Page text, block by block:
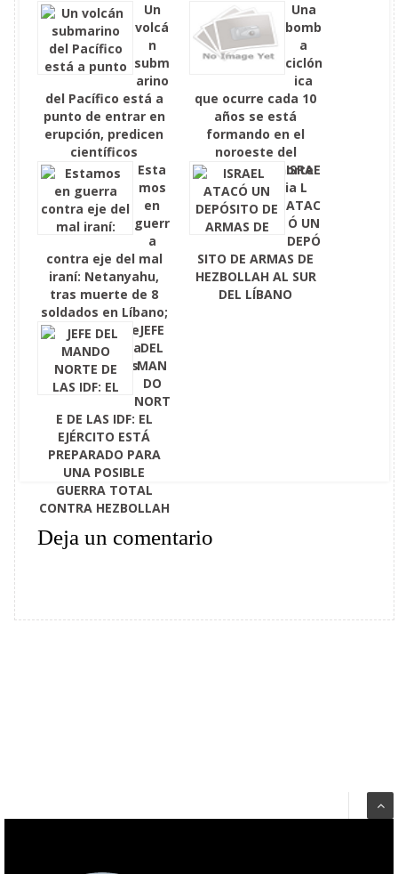
Un
volcá
n
subm
arino
del Pacífico está a
punto de entrar en
erupción, predicen
científicos
Una
bomb
a
ciclón
ica
que ocurre cada 10
años se está
formando en el
noroeste del
Pacífico y el norte
de California
Esta
mos
en
guerr
a
contra eje del mal
iraní: Netanyahu,
tras muerte de 8
soldados en Líbano;
afirma que
devolverá a
evacuados
ISRAE
L
ATAC
Ó UN
DEPÓ
SITO DE ARMAS DE
HEZBOLLAH AL SUR
DEL LÍBANO
JEFE
DEL
MAN
DO
NORT
E DE LAS IDF: EL
EJÉRCITO ESTÁ
PREPARADO PARA
UNA POSIBLE
GUERRA TOTAL
CONTRA HEZBOLLAH
Deja un comentario